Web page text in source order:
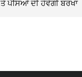
ਤੇ ਪੈਸਿਆਂ ਦੀ ਹੋਵੇਗੀ ਬਰਖਾ